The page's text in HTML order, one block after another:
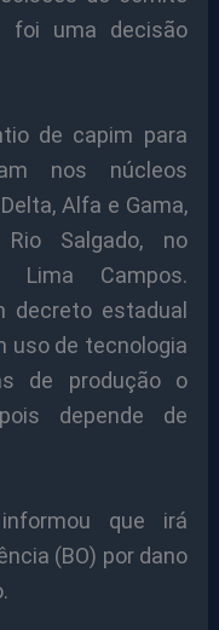
foi uma decisão
de capim para
nos núcleos
Alfa e Gama,
Salgado, no
Campos.
decreto estadual
uso de tecnologia
de produção o
depende de
que irá
(BO) por dano